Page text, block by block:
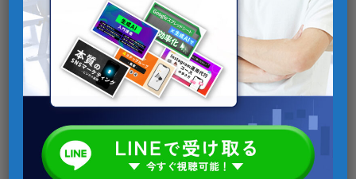
「現在ツイートを取得できません」と表示される
場合、X（Twitter）のバグや通信障害が発生して
いる可能性が考えられます。
実際に、X（Twitter）では過去に何度かバグが発